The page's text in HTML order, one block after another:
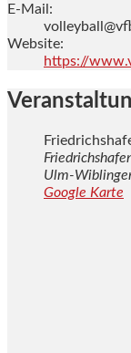
E-Mail:
Website:
https://
Ulm-
Google Karte